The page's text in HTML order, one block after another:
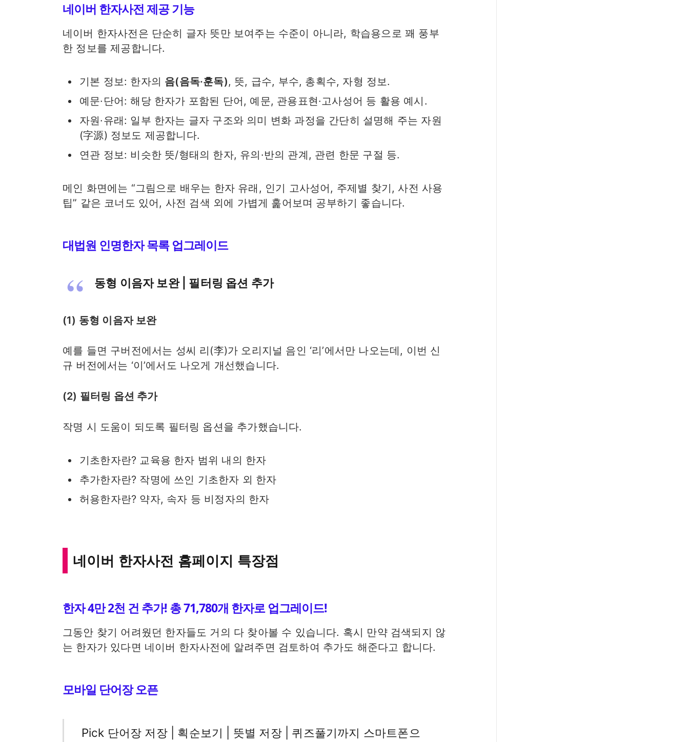
네이버 한자사전 제공 기능
네이버 한자사전은 단순히 글자 뜻만 보여주는 수준이 아니라, 학습용으로 꽤 풍부
한 정보를 제공합니다.
기본 정보: 한자의 음(음독·훈독), 뜻, 급수, 부수, 총획수, 자형 정보.
예문·단어: 해당 한자가 포함된 단어, 예문, 관용표현·고사성어 등 활용 예시.​
자원·유래: 일부 한자는 글자 구조와 의미 변화 과정을 간단히 설명해 주는 자원
(字源) 정보도 제공합니다.
연관 정보: 비슷한 뜻/형태의 한자, 유의·반의 관계, 관련 한문 구절 등.
메인 화면에는 “그림으로 배우는 한자 유래, 인기 고사성어, 주제별 찾기, 사전 사용
팁” 같은 코너도 있어, 사전 검색 외에 가볍게 훑어보며 공부하기 좋습니다.
대법원 인명한자 목록 업그레이드
동형 이음자 보완 | 필터링 옵션 추가
(1) 동형 이음자 보완
예를 들면 구버전에서는 성씨 리(李)가 오리지널 음인 ‘리’에서만 나오는데, 이번 신
규 버전에서는 ‘이’에서도 나오게 개선했습니다.​
(2) 필터링 옵션 추가
작명 시 도움이 되도록 필터링 옵션을 추가했습니다.
기초한자란? 교육용 한자 범위 내의 한자
추가한자란? 작명에 쓰인 기초한자 외 한자
허용한자란? 약자, 속자 등 비정자의 한자
네이버 한자사전 홈페이지 특장점
한자 4만 2천 건 추가! 총 71,780개 한자로 업그레이드!
그동안 찾기 어려웠던 한자들도 거의 다 찾아볼 수 있습니다. 혹시 만약 검색되지 않
는 한자가 있다면 네이버 한자사전에 알려주면 검토하여 추가도 해준다고 합니다.
모바일 단어장 오픈
Pick 단어장 저장 | 획순보기 | 뜻별 저장 | 퀴즈풀기까지 스마트폰으